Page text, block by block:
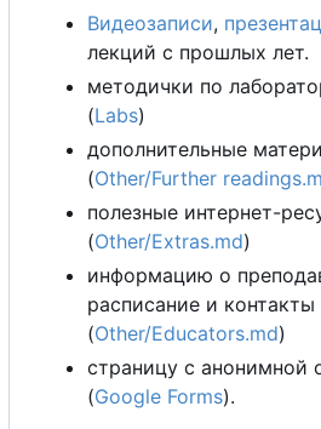
Видеозаписи,
лекций с прошлых лет.
методички по
(Labs)
дополнительные
(Other/Further
полезные интернет-
(Other/Extras.md)
информацию о
расписание и контакты
(Other/Educators.md)
страницу с анонимной
(Google Forms).